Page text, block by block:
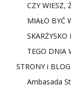
CZY WIESZ,
MIAŁO BYĆ
SKARŻYSKO
TEGO DNIA
STRONY i
Ambasada